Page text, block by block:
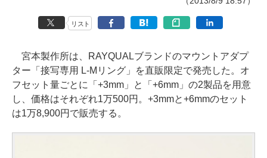
リスト
宮本製作所は、RAYQUALブランドのマウントアダプ
ター「接写専用 L-Mリング」を直販限定で発売した。オ
フセット量ごとに「+3mm」と「+6mm」の2製品を用意
し、価格はそれぞれ1万500円。+3mmと+6mmのセット
は1万8,900円で販売する。